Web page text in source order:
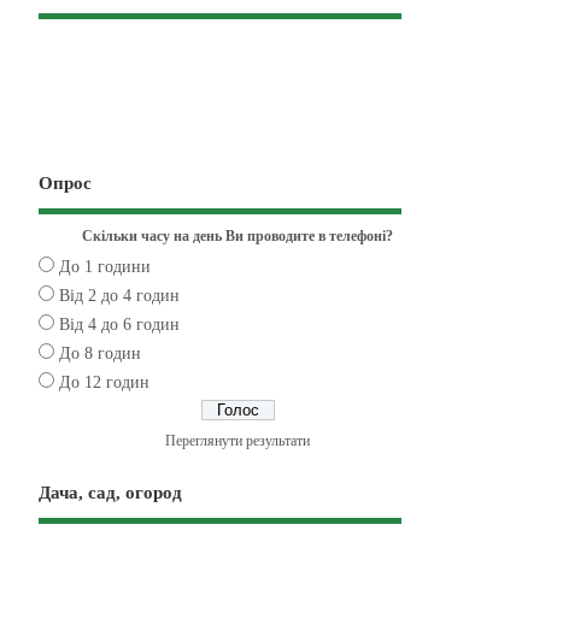
Опрос
Скільки часу на день Ви проводите в телефоні?
До 1 години
Від 2 до 4 годин
Від 4 до 6 годин
До 8 годин
До 12 годин
Переглянути результати
Дача, сад, огород